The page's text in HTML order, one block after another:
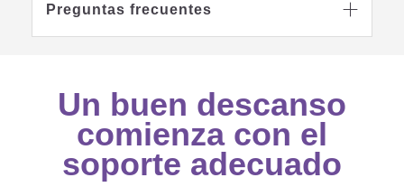
Preguntas frecuentes 
¿Por qué debería comprar un
colchón infantil y juvenil
cuando también hay colchones

Un buen descanso
comienza con el
soporte adecuado